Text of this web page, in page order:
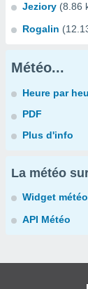
Jeziory (8.86
Rogalin
Météo...
Heure par
PDF
Plus d'info
La météo
Widget météo
API Météo